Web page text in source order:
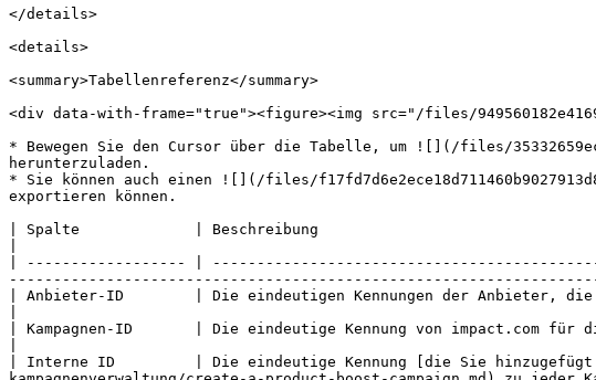
</details>
<details>
<summary>Tabellenreferenz</summary>
<div data-with-frame="true"><figure><img src="/files/
* Bewegen Sie den Cursor über die Tabelle, um ![](/files/
herunterzuladen.
* Sie können auch einen ![](/files/
exportieren können.
| Spalte             | Beschreibung
| ------------------ |
| Anbieter-ID        | Die eindeutigen Kennungen der Anbieter, die
| Kampagnen-ID       | Die eindeutige Kennung von impact.com für
| Interne ID         | Die eindeutige Kennung [die Sie hinzugefügt